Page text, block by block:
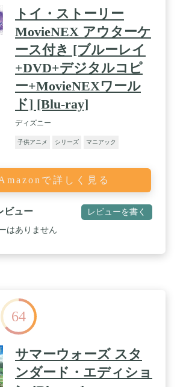
トイ・ストーリー
MovieNEX アウターケ
ース付き [ブルーレイ
+DVD+デジタルコピ
ー+MovieNEXワール
ド] [Blu-ray]
ディズニー
子供アニメ シリーズ マニアック
で詳しく見る
ビュー レビューを書く
はありません
64
サマーウォーズ スタ
ンダード・エディショ